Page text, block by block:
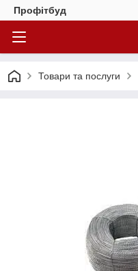
Профітбуд
Товари та послуги